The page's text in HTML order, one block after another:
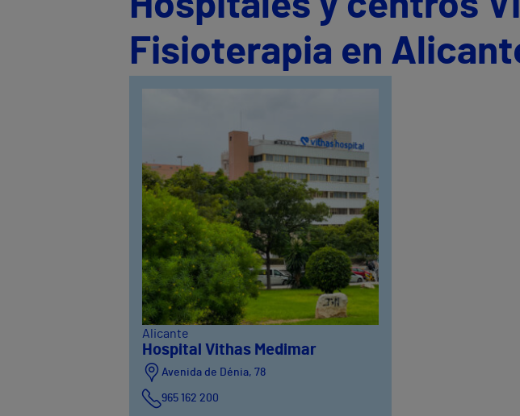
Fisioterapia en
Alicante
Hospital Vithas Medimar
Avenida de Dénia, 78
965 162 200